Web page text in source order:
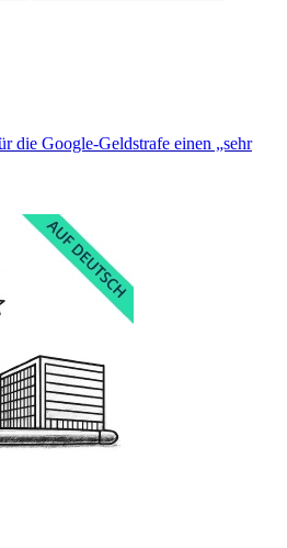
die Google-Geldstrafe einen „sehr